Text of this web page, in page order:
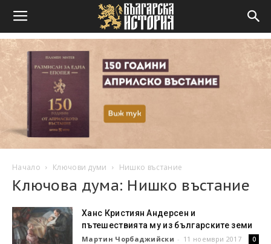
Начало Ключови думи Нишко въстание
Ключова дума: Нишко въстание
Ханс Кристиян Андерсен и
пътешествията му из българските земи
Мартин Чорбаджийски - 11 ноември 2017 0